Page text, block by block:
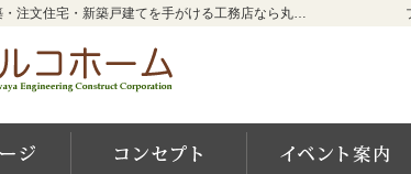
新潟,南魚沼の新築・注文住宅・新築戸建てを手がける工務店なら丸川屋工務店